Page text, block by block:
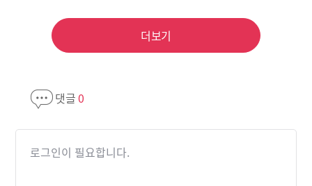
더보기
댓글0
로그인이 필요합니다.